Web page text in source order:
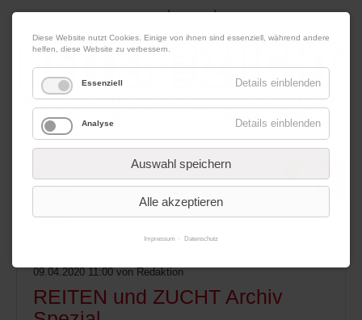
07. August 2026 Impressum|Kontakt|Datenschutz
Werbung
09.04.2020 11:00 von Redaktion
REITEN und ZUCHT Archiv
Diese Website nutzt Cookies. Einige von ihnen sind essenziell, während andere
helfen, diese Website zu verbessern.
Essenziell Details einblenden
Analyse Details einblenden
Auswahl speichern
Alle akzeptieren
Impressum Datenschutz